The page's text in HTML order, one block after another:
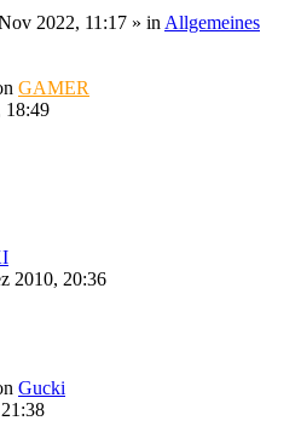
2022, 11:17 » in Allgemeines
GAMER
18:49
2010, 20:36
Gucki